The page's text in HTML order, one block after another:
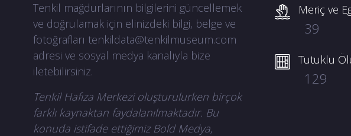
Tenkil mağdurlarının bilgilerini güncellemek
ve doğrulamak için elinizdeki bilgi, belge ve
fotoğrafları tenkildata@tenkilmuseum.com
adresi ve sosyal medya kanalıyla bize
iletebilirsiniz.
Tenkil Hafıza Merkezi oluşturulurken birçok
farklı kaynaktan faydalanılmaktadır. Bu
konuda istifade ettiğimiz Bold Medya,
Meriç ve
39
Tutuklu
129